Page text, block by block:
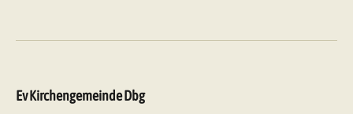
Ev Kirchengemeinde Dbg